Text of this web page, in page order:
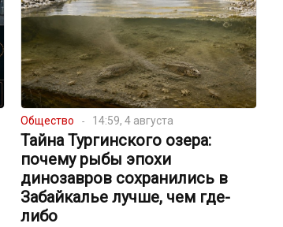
Общество 14:59, 4 августа
Тайна Тургинского озера:
почему рыбы эпохи
динозавров сохранились в
Забайкалье лучше, чем где-
либо